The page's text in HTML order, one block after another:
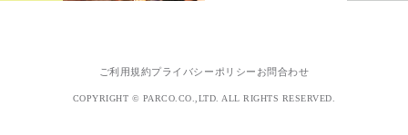
ご利用規約プライバシーポリシー お問合わせ
COPYRIGHT © PARCO.CO.,LTD. ALL RIGHTS RESERVED.